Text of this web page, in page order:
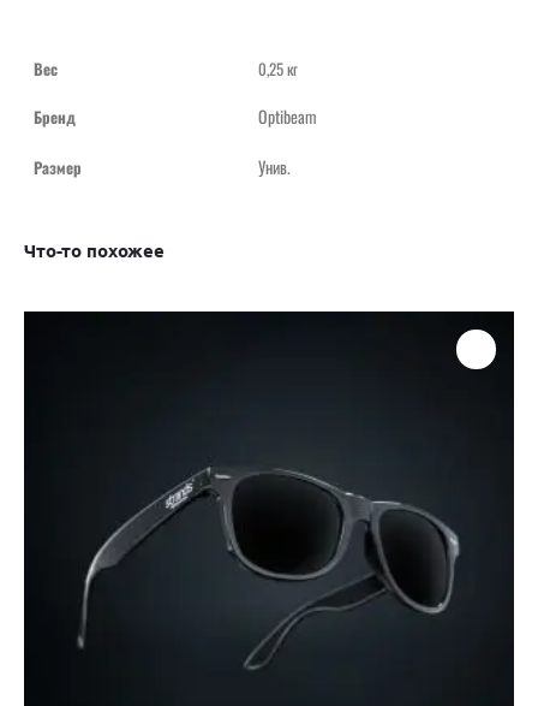
Вес
0,25 кг
Бренд
Optibeam
Размер Унив.
Что-то похожее